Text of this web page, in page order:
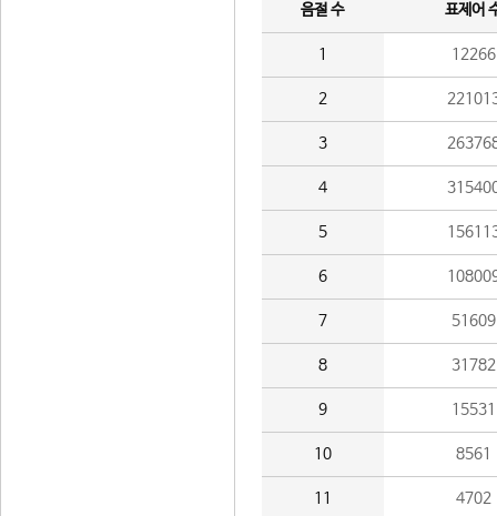
음절 수 표제어
1 12266
2
3
4
5
6
7 51609
8 31782
9 15531
10 8561
11 4702